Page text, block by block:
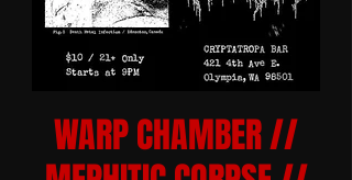
WARP CHAMBER //